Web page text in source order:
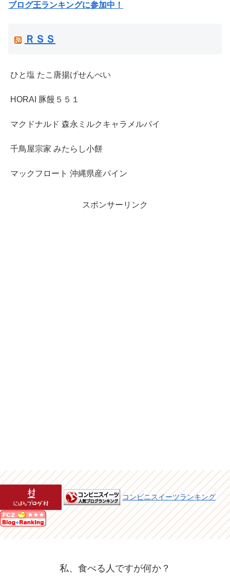
ブログ王ランキングに参加中！
ＲＳＳ
ひと塩 たこ唐揚げせんべい
HORAI 豚饅５５１
マクドナルド 森永ミルクキャラメルパイ
千鳥屋宗家 みたらし小餅
マックフロート 沖縄県産パイン
スポンサーリンク
コンビニスイーツランキング
私、食べる人ですが何か？